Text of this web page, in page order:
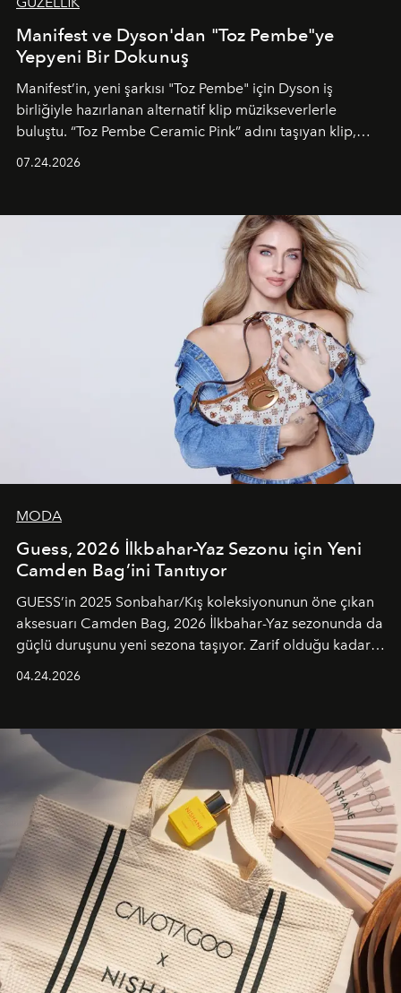
Manifest ve Dyson'dan "Toz Pembe"ye
Yepyeni Bir Dokunuş
Manifest’in, yeni şarkısı "Toz Pembe" için Dyson iş
birliğiyle hazırlanan alternatif klip müzikseverlerle
buluştu. “Toz Pembe Ceramic Pink” adını taşıyan klip,
unsurlarından biri olarak öne çıkıyor.
07.24.2026
MODA
Guess, 2026 İlkbahar-Yaz Sezonu için Yeni
Camden Bag’ini Tanıtıyor
GUESS’in 2025 Sonbahar/Kış koleksiyonunun öne çıkan
aksesuarı Camden Bag, 2026 İlkbahar-Yaz sezonunda da
güçlü duruşunu yeni sezona taşıyor. Zarif olduğu kadar
04.24.2026